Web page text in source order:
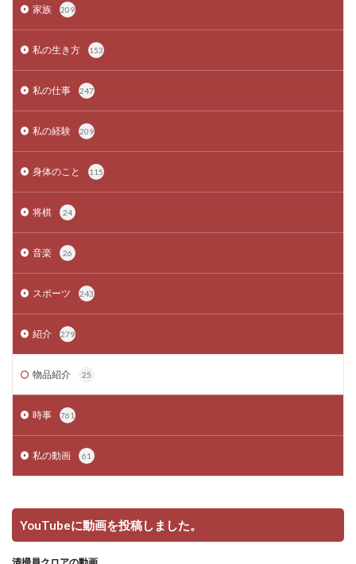
家族 209
私の生き方 153
私の仕事 247
私の経験 209
身体のこと 115
将棋 24
音楽 26
スポーツ 243
紹介 279
物品紹介 25
時事 761
私の動画 61
YouTubeに動画を投稿しました。